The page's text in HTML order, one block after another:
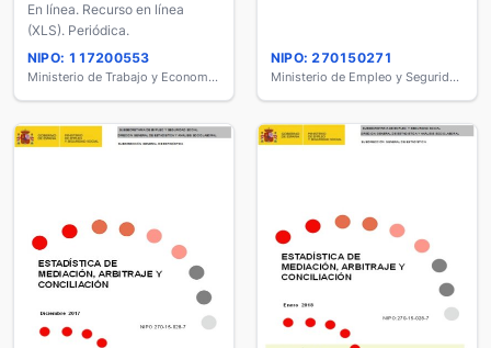
En línea. Recurso en línea
(XLS). Periódica.
NIPO: 117200553
Ministerio de Trabajo y Economía Social
NIPO: 270150271
Ministerio de Empleo y Seguridad Social